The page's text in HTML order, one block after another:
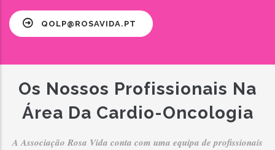
QOLP@ROSAVIDA.PT
Os Nossos Profissionais Na
Área Da Cardio-Oncologia
A Associação Rosa Vida conta com uma equipa de profissionais